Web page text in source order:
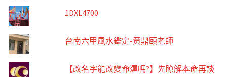
1DXL4700
台南六甲風水鑑定-黃鼎頤老師
【改名字能改變命運嗎?】先瞭解本命再談